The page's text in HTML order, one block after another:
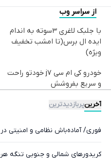
از سراسر وب
با جلبک لاغری 3سوته به اندام
ایده ال برس(تا امشب تخفیف
ویژه)
خودرو کی ام سی j7 خودتو راحت
و سریع بفروشش
آخرینپربازدیدترین
فوری/ آماده‌باش نظامی و امنیتی
کریدورهای شمالی و جنوبی تنگه